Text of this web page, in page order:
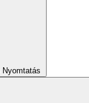
Nyomtatás